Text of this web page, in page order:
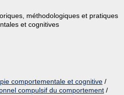
méthodologiques et pratiques
et cognitives
comportementale et cognitive /
compulsif du comportement /